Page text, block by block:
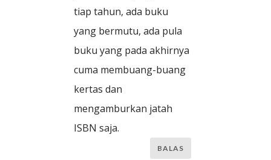
tiap tahun, ada buku
yang bermutu, ada pula
buku yang pada akhirnya
cuma membuang-buang
kertas dan
mengamburkan jatah
ISBN saja.
BALAS